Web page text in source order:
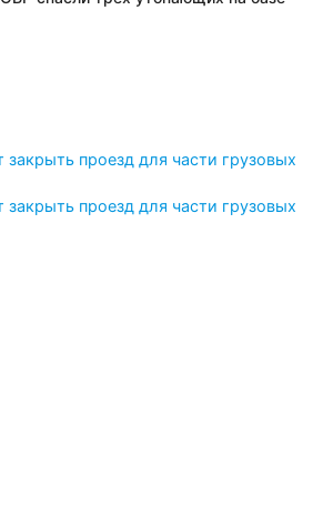
закрыть проезд для части грузовых
закрыть проезд для части грузовых